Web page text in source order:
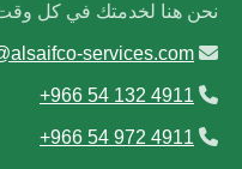
نحن هنا لخدمتك في كل
services.com
+966 54 132 4911
+966 54 972 4911